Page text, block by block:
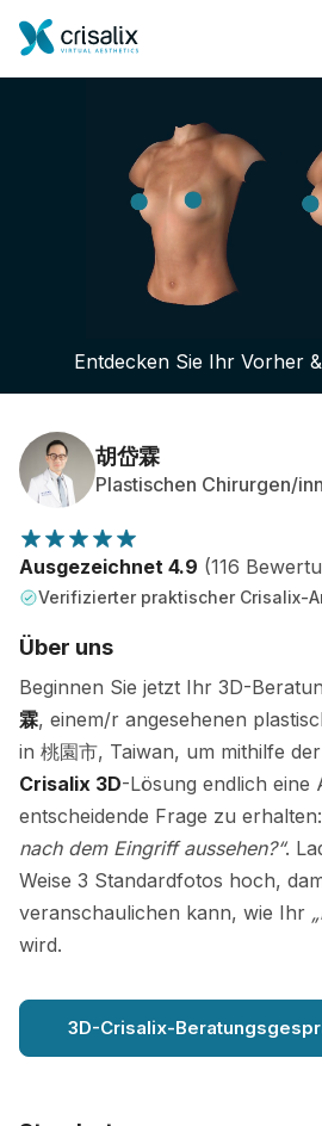
Startseite für Chirurgen
3D-Business-Plattform
Pläne
Bewertungen von Patienten
Entdecken Sie Ihr Vorher
胡岱霖
Plastischen Chirurgen/
Ausgezeichnet 4.9 (116
Verifizierter praktischer Crisalix-
Über uns
Beginnen Sie jetzt Ihr 3D-
霖, einem/r angesehenen
in 桃園市, Taiwan, um mithilfe
Crisalix 3D-Lösung endlich eine
entscheidende Frage zu erhalten:
nach dem Eingriff aussehen?“.
Weise 3 Standardfotos hoch,
veranschaulichen kann, wie Ihr
wird.
3D-Crisalix-